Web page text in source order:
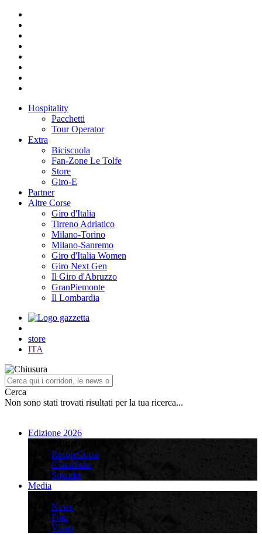
Hospitality
Pacchetti
Tour Operator
Extra
Biciscuola
Fan-Zone Le Tolfe
Store
Giro-E
Partner
Altre Corse
Giro d'Italia
Tirreno Adriatico
Milano-Torino
Milano-Sanremo
Giro d'Italia Women
Giro Next Gen
Il Giro d'Abruzzo
GranPiemonte
Il Lombardia
store
ITA
Cerca
Non sono stati trovati risultati per la tua ricerca...
Edizione 2026
Recap Corsa
Classifiche
Squadre
Media
News
Foto
Video